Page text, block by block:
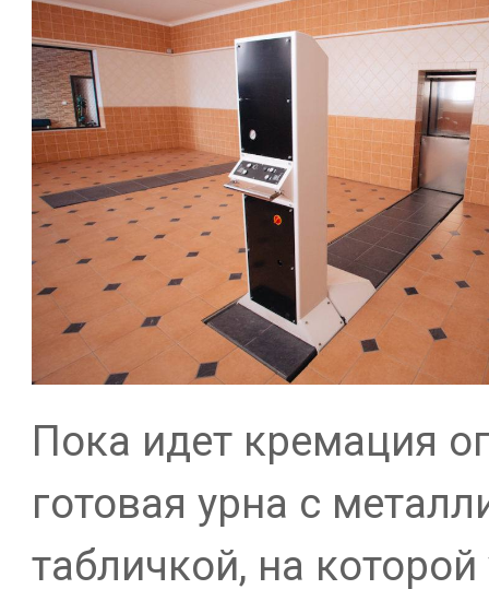
Пока идет кремация
готовая урна с
табличкой, на